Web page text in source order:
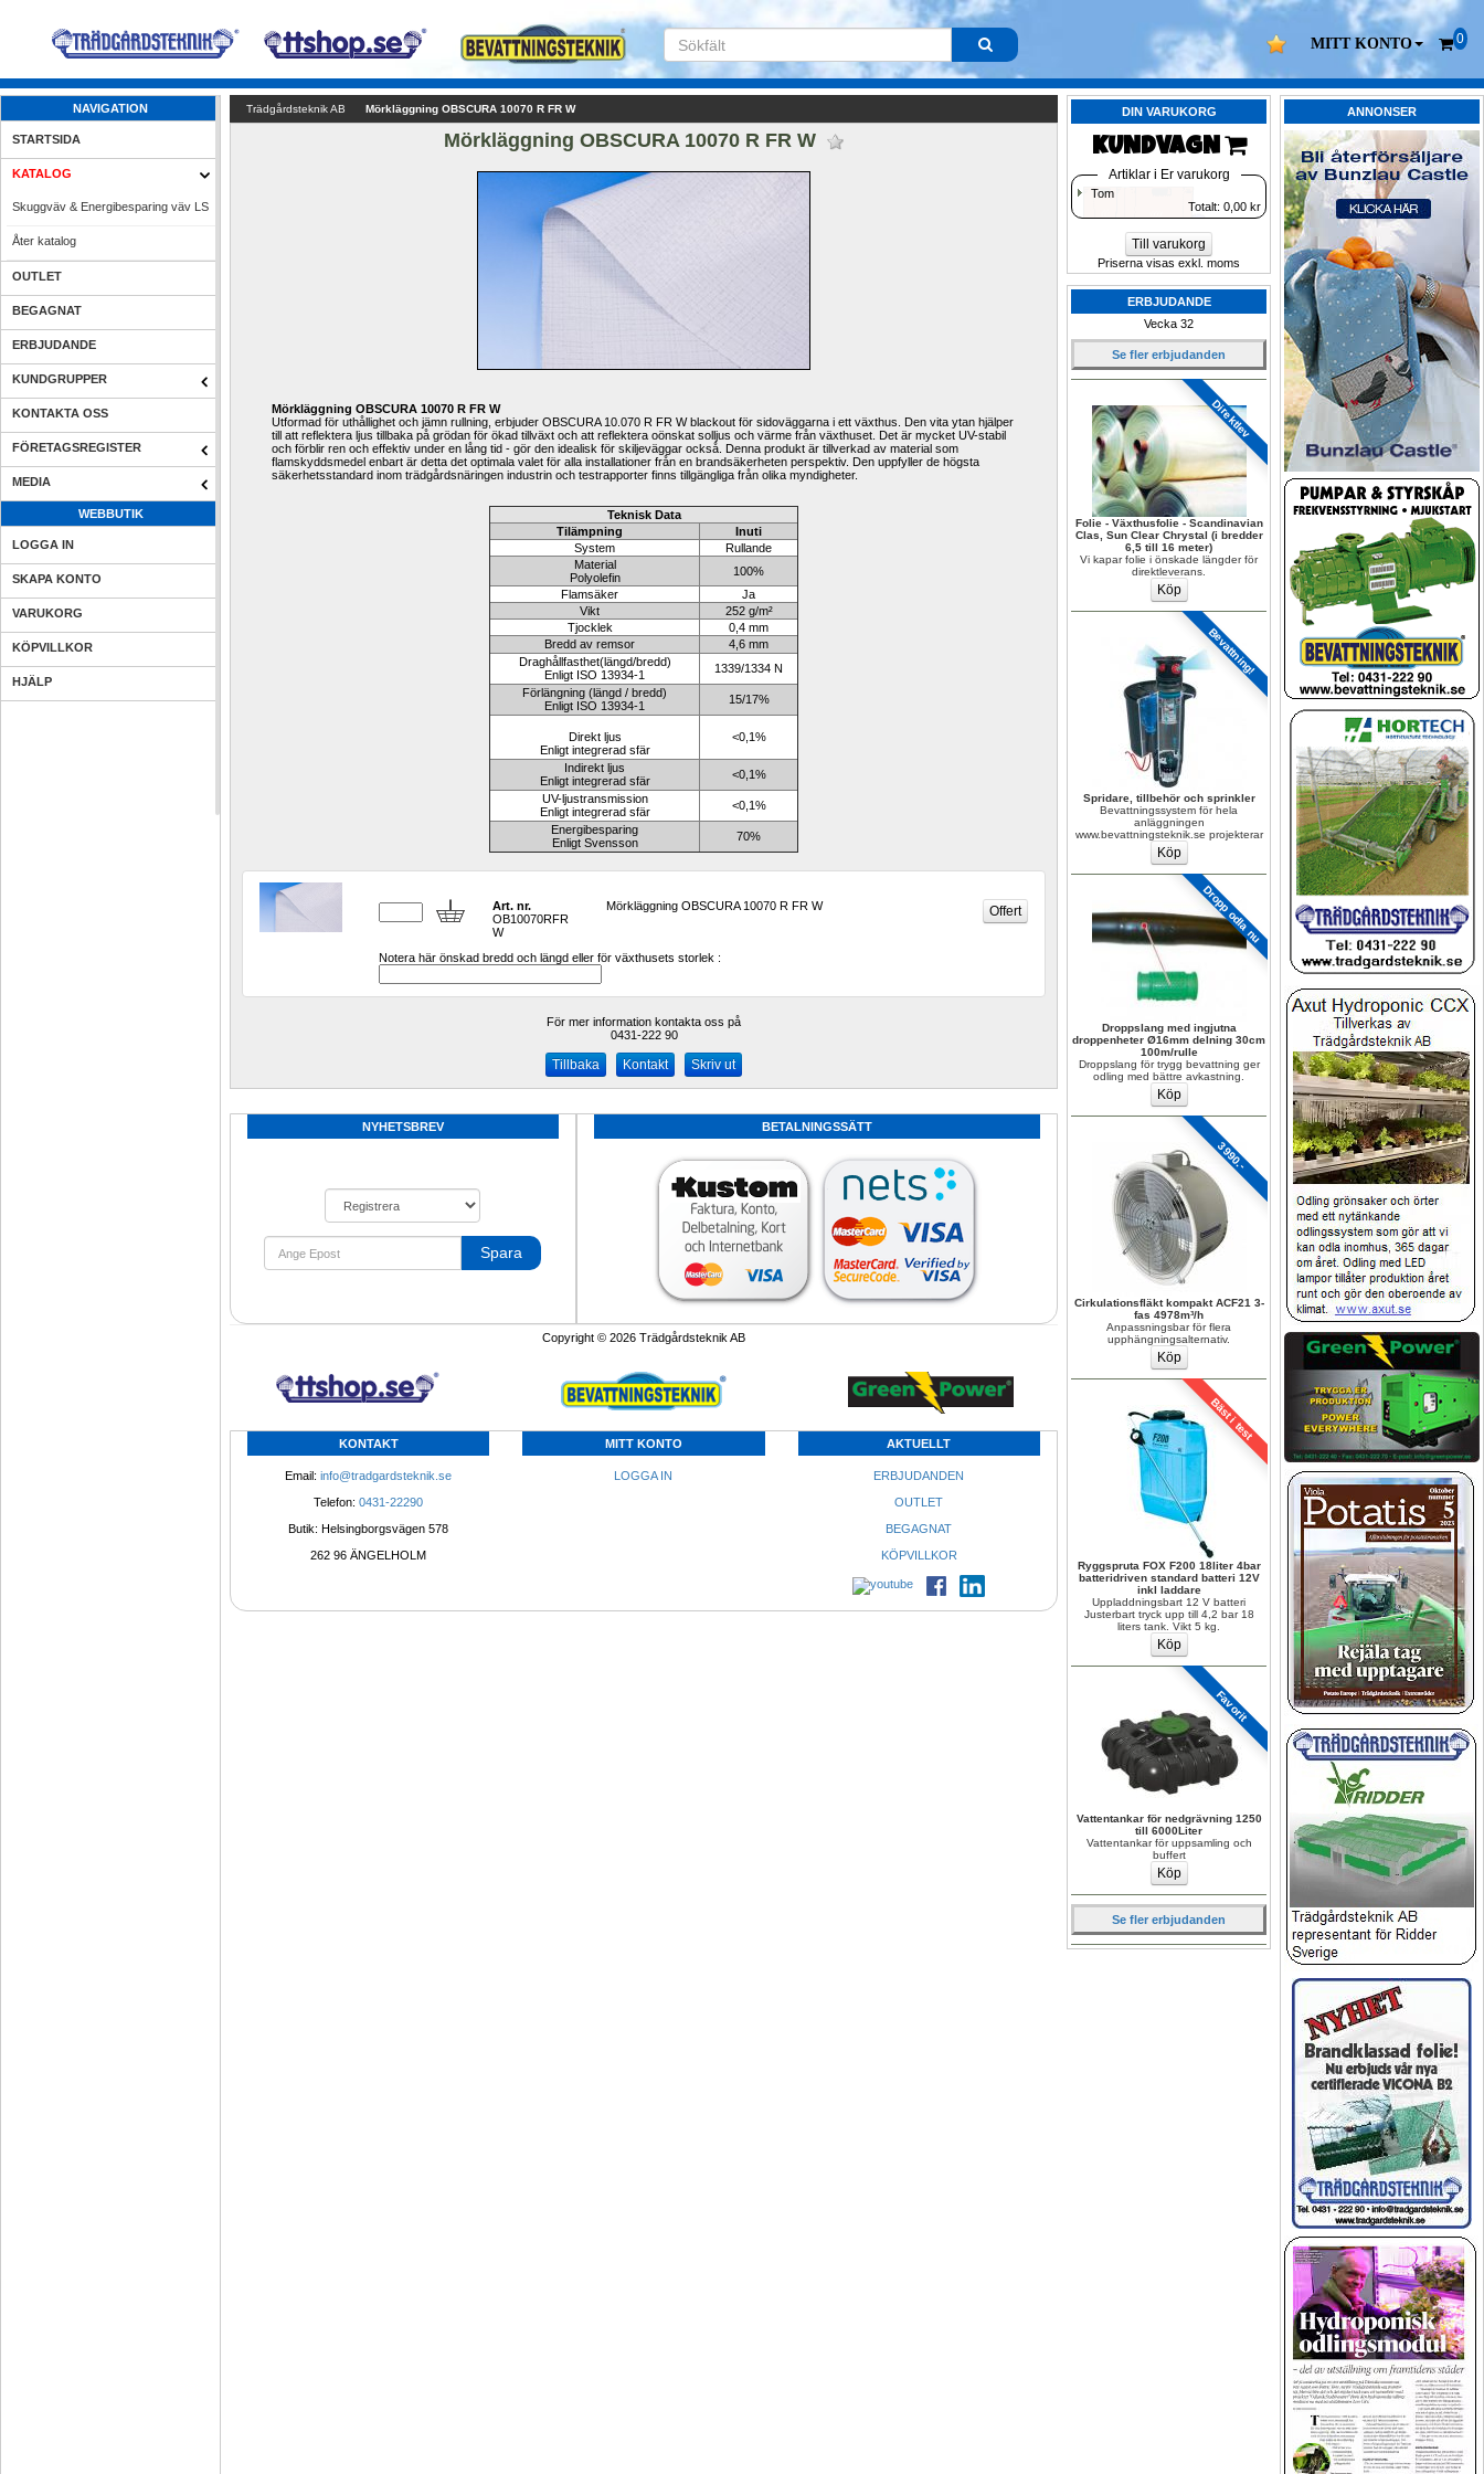
MITT KONTO 0
NAVIGATION
STARTSIDA
KATALOG
Skuggväv & Energibesparing väv LS
Åter katalog
OUTLET
BEGAGNAT
ERBJUDANDE
KUNDGRUPPER
KONTAKTA OSS
FÖRETAGSREGISTER
MEDIA
WEBBUTIK
LOGGA IN
SKAPA KONTO
VARUKORG
KÖPVILLKOR
HJÄLP
ANNONSER
DIN VARUKORG
KUNDVAGN
Artiklar i Er varukorg
Tom
Totalt: 0,00 kr
Till varukorg
Priserna visas exkl. moms
ERBJUDANDE
Vecka 32
Se fler erbjudanden
Direktlev
Folie - Växthusfolie - Scandinavian
Clas, Sun Clear Chrystal (i bredder
6,5 till 16 meter)
Vi kapar folie i önskade längder för
direktleverans.
Bevattning!
Spridare, tillbehör och sprinkler
Bevattningssystem för hela
anläggningen
www.bevattningsteknik.se projekterar
Dropp odla nu
Droppslang med ingjutna
droppenheter Ø16mm delning 30cm
100m/rulle
Droppslang för trygg bevattning ger
odling med bättre avkastning.
3990.-
Cirkulationsfläkt kompakt ACF21 3-
fas 4978m³/h
Anpassningsbar för flera
upphängningsalternativ.
Bäst i test
Ryggspruta FOX F200 18liter 4bar
batteridriven standard batteri 12V
inkl laddare
Uppladdningsbart 12 V batteri
Justerbart tryck upp till 4,2 bar 18
liters tank. Vikt 5 kg.
Favorit
Vattentankar för nedgrävning 1250
till 6000Liter
Vattentankar för uppsamling och
buffert
Se fler erbjudanden
Trädgårdsteknik AB Mörkläggning OBSCURA 10070 R FR W
Mörkläggning OBSCURA 10070 R FR W
Mörkläggning OBSCURA 10070 R FR W
Utformad för uthållighet och jämn rullning erbjuder OBSCURA 10.070 R FR W blackout för sidoväggarna i ett växthus. Den vita ytan hjälper
till att reflektera ljus tillbaka på grödan för ökad tillväxt och att reflektera oönskat solljus och värme från växthuset Det är mycket UV-stabil
och förblir ren och effektiv under en lång tid - gör den idealisk för skiljeväggar också. Denna produkt är tillverkad av material som
flamskyddsmedel enbart är detta det optimala valet för alla installationer från en brandsäkerheten perspektiv. Den uppfyller de högsta
säkerhetsstandard inom trädgårdsnäringen industrin och testrapporter finns tillgängliga från olika myndigheter.
Teknisk Data
Tilämpning
Inuti
System
Rullande
Material
Polyolefin
100%
Flamsäker
Ja
Vikt
252 g/m²
Tjocklek
0,4 mm
Bredd av remsor
4,6 mm
Draghållfasthet(längd/bredd)
Enligt ISO 13934-1
1339/1334 N
Förlängning (längd / bredd)
Enligt ISO 13934-1
15/17%
Direkt ljus
Enligt integrerad sfär
<0,1%
Indirekt ljus
Enligt integrerad sfär
<0,1%
UV-ljustransmission
Enligt integrerad sfär
<0,1%
Energibesparing
Enligt Svensson
70%
Art. nr.
OB10070RFR
W
Mörkläggning OBSCURA 10070 R FR W
Notera här önskad bredd och längd eller för växthusets storlek :
För mer information kontakta oss på
0431-222 90
Kontakt Skriv ut
NYHETSBREV
Spara
BETALNINGSSÄTT
Copyright © 2026 Trädgårdsteknik AB
KONTAKT
Email: info@tradgardsteknik.se
Telefon: 0431-22290
Butik: Helsingborgsvägen 578
262 96 ÄNGELHOLM
MITT KONTO
LOGGA IN
AKTUELLT
ERBJUDANDEN
OUTLET
BEGAGNAT
KÖPVILLKOR